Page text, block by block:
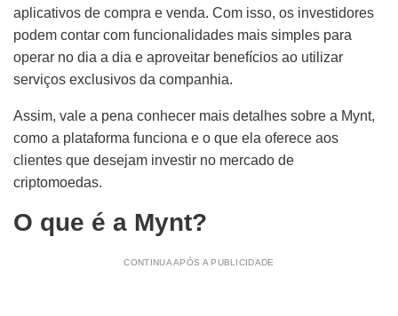
aplicativos de compra e venda. Com isso, os investidores
podem contar com funcionalidades mais simples para
operar no dia a dia e aproveitar benefícios ao utilizar
serviços exclusivos da companhia.
Assim, vale a pena conhecer mais detalhes sobre a Mynt,
como a plataforma funciona e o que ela oferece aos
clientes que desejam investir no mercado de
criptomoedas.
O que é a Mynt?
CONTINUA APÓS A PUBLICIDADE